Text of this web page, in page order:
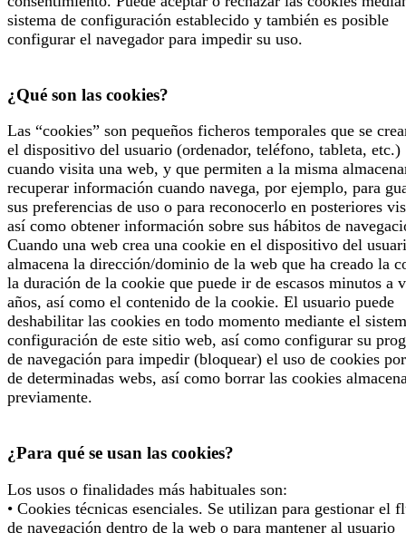
sistema de configuración establecido y también es posible
configurar el navegador para impedir su uso.
¿Qué son las cookies?
Las “cookies” son pequeños ficheros temporales que se
el dispositivo del usuario (ordenador, teléfono, tableta, etc.)
cuando visita una web, y que permiten a la misma
recuperar información cuando navega, por ejemplo, para
sus preferencias de uso o para reconocerlo en posteriores
así como obtener información sobre sus hábitos de
Cuando una web crea una cookie en el dispositivo del
almacena la dirección/dominio de la web que ha creado la
la duración de la cookie que puede ir de escasos minutos a
años, así como el contenido de la cookie. El usuario puede
deshabilitar las cookies en todo momento mediante el
configuración de este sitio web, así como configurar su
de navegación para impedir (bloquear) el uso de cookies
de determinadas webs, así como borrar las cookies
previamente.
¿Para qué se usan las cookies?
Los usos o finalidades más habituales son:
• Cookies técnicas esenciales. Se utilizan para gestionar el
de navegación dentro de la web o para mantener al usuario